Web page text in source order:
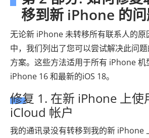
移到新 iPhone 的
无论新 iPhone 未转移所有联系人的原
中，我们列出了您可以尝试解决此问
方案。这些方法适用于所有 iPhone 机
iPhone 16 和最新的iOS 18。
修复 1. 在新 iPhone 上使
iCloud 帐户
我的通讯录没有转移到我的新 iPhone